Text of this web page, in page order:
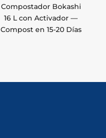
Compostador Bokashi
16 L con Activador —
Compost en 15-20 Días